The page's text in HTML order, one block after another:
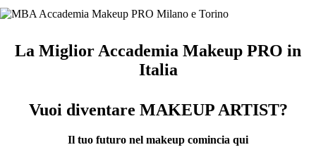
La Miglior Accademia Makeup PRO in
Italia
Vuoi diventare MAKEUP ARTIST?
Il tuo futuro nel makeup comincia qui